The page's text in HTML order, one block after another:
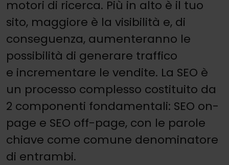
motori di ricerca. Più in alto è il tuo
sito, maggiore è la visibilità e, di
conseguenza, aumenteranno le
possibilità di generare traffico
e incrementare le vendite. La SEO è
un processo complesso costituito da
2 componenti fondamentali: SEO on-
page e SEO off-page, con le parole
chiave come comune denominatore
di entrambi.